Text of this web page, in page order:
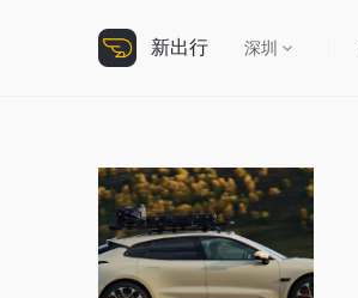
新出行 深圳